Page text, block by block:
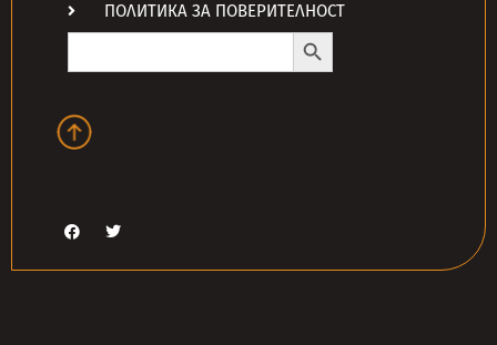
ПОЛИТИКА ЗА ПОВЕРИТЕЛНОСТ
Search Search Button